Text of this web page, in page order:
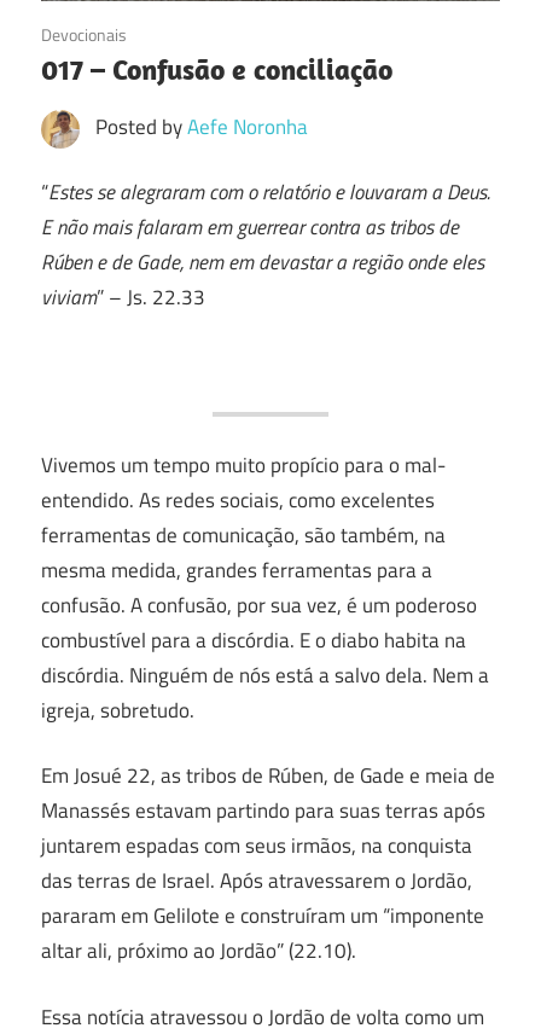
05/05/2016
Devocionais
017 – Confusão e conciliação
Posted byAefe Noronha
“Estes se alegraram com o relatório e louvaram a Deus.
E não mais falaram em guerrear contra as tribos de
Rúben e de Gade, nem em devastar a região onde eles
viviam” – Js. 22.33
Vivemos um tempo muito propício para o mal-
entendido. As redes sociais, como excelentes
ferramentas de comunicação, são também, na
mesma medida, grandes ferramentas para a
confusão. A confusão, por sua vez, é um poderoso
combustível para a discórdia. E o diabo habita na
discórdia. Ninguém de nós está a salvo dela. Nem a
igreja, sobretudo.
Em Josué 22, as tribos de Rúben, de Gade e meia de
Manassés estavam partindo para suas terras após
juntarem espadas com seus irmãos, na conquista
das terras de Israel. Após atravessarem o Jordão,
pararam em Gelilote e construíram um “imponente
altar ali, próximo ao Jordão” (22.10).
Essa notícia atravessou o Jordão de volta como um